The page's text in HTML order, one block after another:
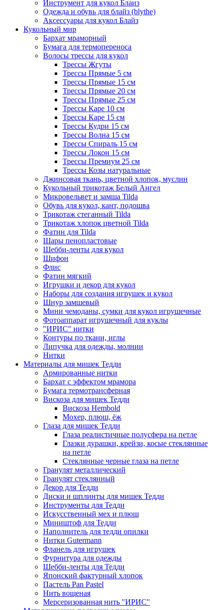
Инструмент для кукол Блаиз
Одежда и обувь для блайз (blythe)
Аксессуары для кукол Блайз
Кукольный мир
Бархат мраморный
Бумага для термопереноса
Волосы трессы для кукол
Трессы Жгуты
Трессы Прямые 5 см
Трессы Прямые 15 см
Трессы Прямые 20 см
Трессы Прямые 25 см
Трессы Каре 10 см
Трессы Каре 15 см
Трессы Кудри 15 см
Трессы Волна 15 см
Трессы Спираль 15 см
Трессы Локон 15 см
Трессы Премиум 25 см
Трессы Козы натуральные
Джинсовая ткань, цветной хлопок, муслин
Кукольный трикотаж Белый Ангел
Микровельвет и замша Tilda
Обувь для кукол, кант, подошва
Трикотаж стеганный Tilda
Трикотаж хлопок цветной Tilda
Фатин для Tilda
Шары пенопластовые
Шебби-ленты для кукол
Шифон
Флис
Фатин мягкий
Игрушки и декор для кукол
Наборы для создания игрушек и кукол
Шнур замшевый
Мини чемоданы, сумки для кукол игрушечные
Фотоаппарат игрушечный для куклы
"ИРИС" нитки
Контуры по ткани, иглы
Липучка для одежды, молнии
Нитки
Материалы для мишек Тедди
Армированные нитки
Бархат с эффектом мрамора
Бумага термотрансферная
Вискоза для мишек Тедди
Вискоза Hembold
Мохер, плюш, ёж
Глаза для мишек Тедди
Глаза реалистичные полусфера на петле
Глазки дурашки, крейзи, косые стеклянные
на петле
Стеклянные черные глаза на петле
Гранулят металлический
Гранулят стеклянный
Декор для Тедди
Диски и шплинты для мишек Тедди
Инструменты для Тедди
Искусственный мех и плюш
Миништоф для Тедди
Наполнитель для тедди опилки
Нитки Gutermann
Фланель для игрушек
Фурнитура для одежды
Шебби-ленты для Тедди
Японский фактурный хлопок
Пастель Pan Pastel
Нить вощеная
Мерсеризованная нить "ИРИС"